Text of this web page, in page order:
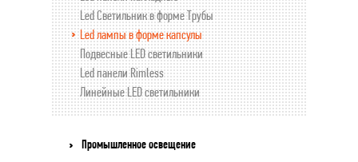
Led Светильник в форме Трубы
Led лампы в форме капсулы
Подвесные LED светильники
Led панели Rimless
Линейные LED светильники
Промышленное освещение